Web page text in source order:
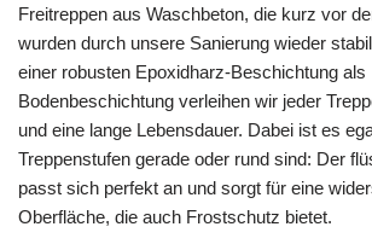
Freitreppen aus Waschbeton, die kurz vor
wurden durch unsere Sanierung wieder
einer robusten Epoxidharz-Beschichtung als
Bodenbeschichtung verleihen wir jeder
und eine lange Lebensdauer. Dabei ist es
Treppenstufen gerade oder rund sind: Der
passt sich perfekt an und sorgt für eine
Oberfläche, die auch Frostschutz bietet.